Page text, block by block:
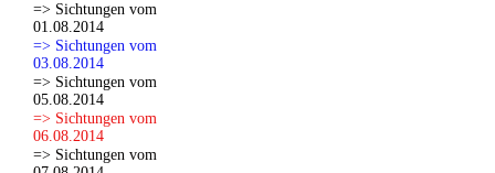
=> Sichtungen vom
01.08.2014
=> Sichtungen vom
03.08.2014
=> Sichtungen vom
05.08.2014
=> Sichtungen vom
06.08.2014
=> Sichtungen vom